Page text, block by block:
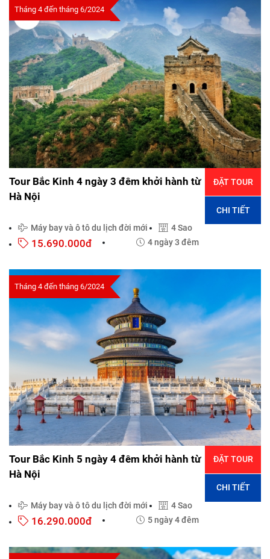
Tháng 4 đến tháng 6/2024
Tour Bắc Kinh 4 ngày 3 đêm khởi hành từ
Hà Nội
Máy bay và ô tô du lịch đời mới 4 Sao
15.690.000đ 4 ngày 3 đêm
ĐẶT TOUR
CHI TIẾT
Tháng 4 đến tháng 6/2024
Tour Bắc Kinh 5 ngày 4 đêm khởi hành từ
Hà Nội
Máy bay và ô tô du lịch đời mới 4 Sao
16.290.000đ 5 ngày 4 đêm
ĐẶT TOUR
CHI TIẾT